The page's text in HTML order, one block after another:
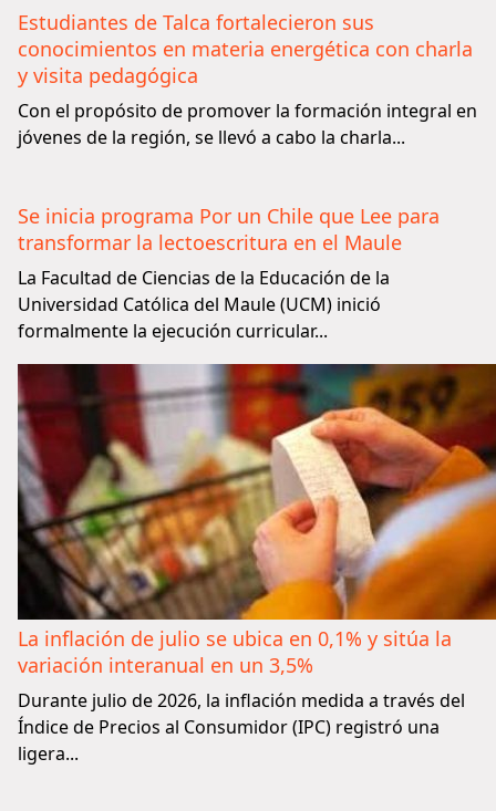
Estudiantes de Talca fortalecieron sus
conocimientos en materia energética con charla
y visita pedagógica
Con el propósito de promover la formación integral en
jóvenes de la región, se llevó a cabo la charla...
Se inicia programa Por un Chile que Lee para
transformar la lectoescritura en el Maule
La Facultad de Ciencias de la Educación de la
Universidad Católica del Maule (UCM) inició
formalmente la ejecución curricular...
La inflación de julio se ubica en 0,1% y sitúa la
variación interanual en un 3,5%
Durante julio de 2026, la inflación medida a través del
Índice de Precios al Consumidor (IPC) registró una
ligera...